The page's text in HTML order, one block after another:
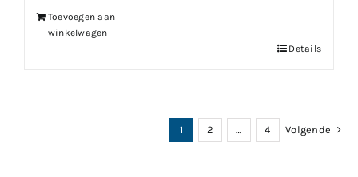
Toevoegen aan
winkelwagen
Details
1 2 … 4 Volgende